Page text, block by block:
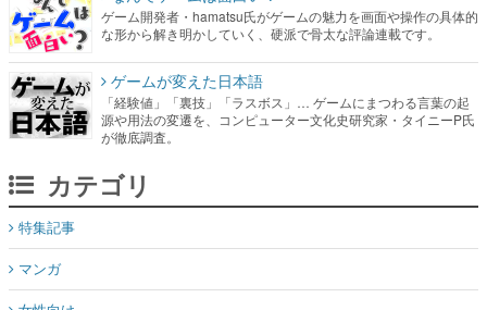
「経験値」「裏技」「ラスボス」… ゲームにまつわる言葉の起
源や用法の変遷を、コンピューター文化史研究家・タイニーP氏
カテゴリ
マンガ
女性向け
アプリレビュー